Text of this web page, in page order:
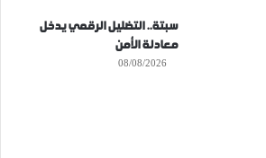
سبتة.. التضليل الرقمي يدخل
معادلة الأمن
08/08/2026